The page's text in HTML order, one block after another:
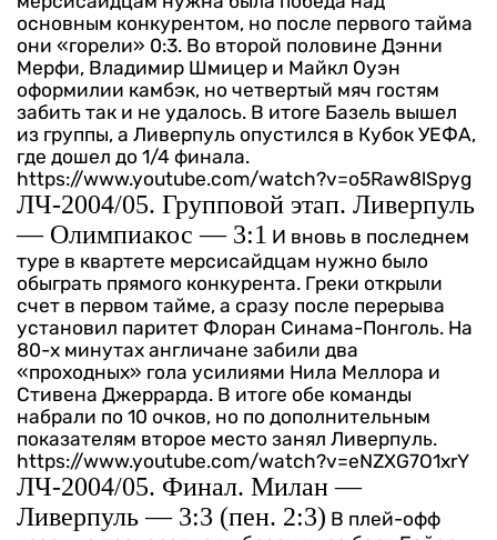
основным конкурентом, но после первого тайма
они «горели» 0:3. Во второй половине Дэнни
Мерфи, Владимир Шмицер и Майкл Оуэн
оформилии камбэк, но четвертый мяч гостям
забить так и не удалось. В итоге Базель вышел
из группы, а Ливерпуль опустился в Кубок УЕФА,
где дошел до 1/4 финала.
https://www.youtube.com/watch?v=o5Raw8lSpyg
ЛЧ-2004/05. Групповой этап. Ливерпуль
— Олимпиакос — 3:1 И вновь в последнем
туре в квартете мерсисайдцам нужно было
обыграть прямого конкурента. Греки открыли
счет в первом тайме, а сразу после перерыва
установил паритет Флоран Синама-Понголь. На
80-х минутах англичане забили два
«проходных» гола усилиями Нила Меллора и
Стивена Джеррарда. В итоге обе команды
набрали по 10 очков, но по дополнительным
показателям второе место занял Ливерпуль.
https://www.youtube.com/watch?v=eNZXG7O1xrY
ЛЧ-2004/05. Финал. Милан —
Ливерпуль — 3:3 (пен. 2:3) В плей-офф